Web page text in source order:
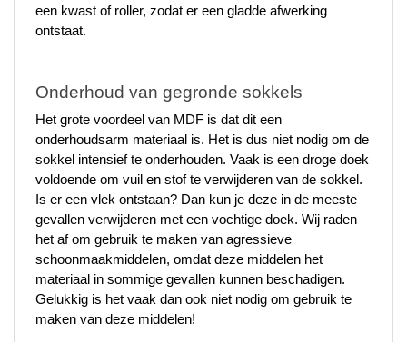
een kwast of roller, zodat er een gladde afwerking
ontstaat.
Onderhoud van gegronde sokkels
Het grote voordeel van MDF is dat dit een
onderhoudsarm materiaal is. Het is dus niet nodig om de
sokkel intensief te onderhouden. Vaak is een droge doek
voldoende om vuil en stof te verwijderen van de sokkel.
Is er een vlek ontstaan? Dan kun je deze in de meeste
gevallen verwijderen met een vochtige doek. Wij raden
het af om gebruik te maken van agressieve
schoonmaakmiddelen, omdat deze middelen het
materiaal in sommige gevallen kunnen beschadigen.
Gelukkig is het vaak dan ook niet nodig om gebruik te
maken van deze middelen!